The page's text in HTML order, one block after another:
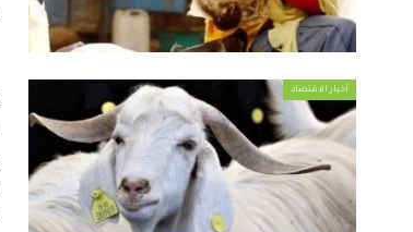
أخبار الاقتصاد